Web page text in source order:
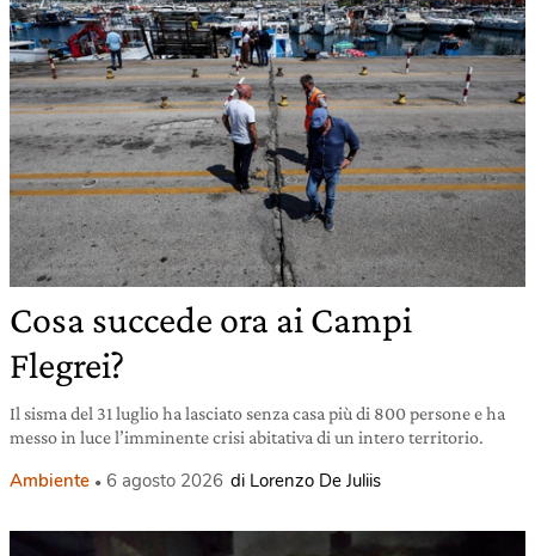
Cosa succede ora ai Campi
Flegrei?
Il sisma del 31 luglio ha lasciato senza casa più di 800 persone e ha
messo in luce l’imminente crisi abitativa di un intero territorio.
Ambiente 6 agosto 2026 di Lorenzo De Juliis